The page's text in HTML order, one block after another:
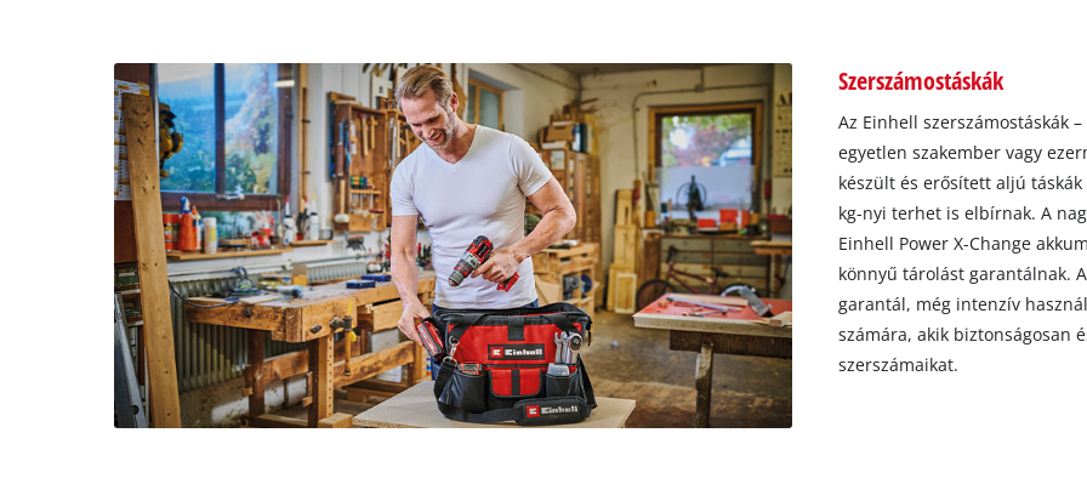
Szerszámostáskák
Az Einhell szerszámostáskák
egyetlen szakember vagy
készült és erősített aljú táskák
kg-nyi terhet is elbírnak. A
Einhell Power X-Change
könnyű tárolást garantálnak.
garantál, még intenzív
számára, akik biztonságosan
szerszámaikat.